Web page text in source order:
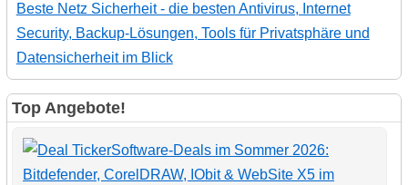
Beste Netz Sicherheit - die besten Antivirus, Internet
Security, Backup-Lösungen, Tools für Privatsphäre und
Datensicherheit im Blick
Top Angebote!
Software-Deals im Sommer 2026:
Bitdefender, CorelDRAW, IObit & WebSite X5 im